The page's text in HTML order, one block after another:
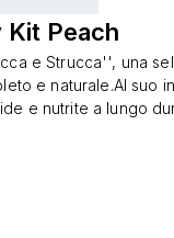
Kit Peach
e Strucca'', una
e naturale.Al suo
e nutrite a lungo